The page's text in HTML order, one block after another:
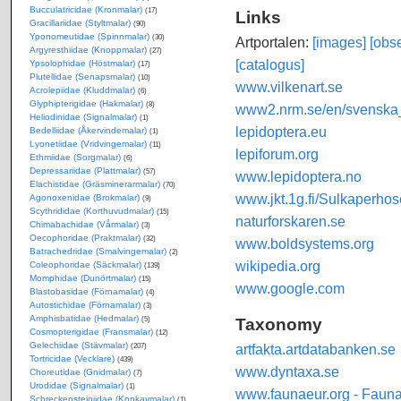
Links
Artportalen: [images]
[catalogus]
www.vilkenart.se
www2.nrm.se/en/
lepidoptera.eu
lepiforum.org
www.lepidoptera.no
www.jkt.1g.fi/
naturforskaren.se
www.boldsystems.org
wikipedia.org
www.google.com
Taxonomy
artfakta.artdatabanken.se
www.dyntaxa.se
www.faunaeur.org -
Bucculatricidae (Kronmalar) (17)
Gracillariidae (Styltmalar) (90)
Yponomeutidae (Spinnmalar) (30)
Argyresthiidae (Knoppmalar) (27)
Ypsolophidae (Höstmalar) (17)
Plutellidae (Senapsmalar) (10)
Acrolepiidae (Kluddmalar) (6)
Glyphipterigidae (Hakmalar) (8)
Heliodinidae (Signalmalar) (1)
Bedelliidae (Åkervindemalar) (1)
Lyonetiidae (Vridvingemalar) (11)
Ethmiidae (Sorgmalar) (6)
Depressariidae (Plattmalar) (57)
Elachistidae (Gräsminerarmalar) (70)
Agonoxenidae (Brokmalar) (9)
Scythrididae (Korthuvudmalar) (15)
Chimabachidae (Vårmalar) (3)
Oecophoridae (Praktmalar) (32)
Batrachedridae (Smalvingemalar) (2)
Coleophoridae (Säckmalar) (139)
Momphidae (Dunörtmalar) (15)
Blastobasidae (Förnamalar) (4)
Autostichidae (Förnamalar) (3)
Amphisbatidae (Hedmalar) (5)
Cosmopterigidae (Fransmalar) (12)
Gelechiidae (Stävmalar) (207)
Tortricidae (Vecklare) (439)
Choreutidae (Gnidmalar) (7)
Urodidae (Signalmalar) (1)
Schreckensteiniidae (Konkavmalar) (1)